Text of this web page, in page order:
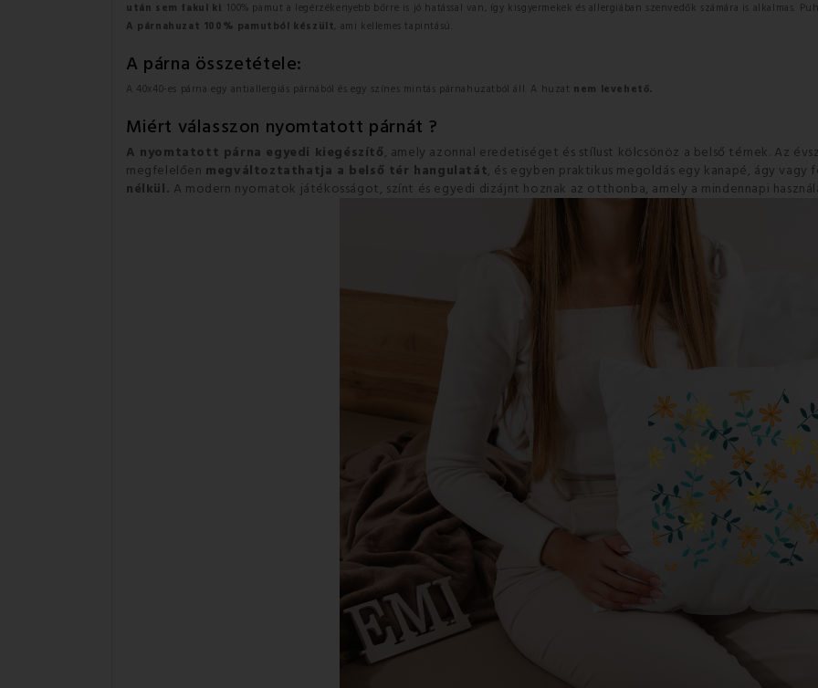
után sem fakul ki . 100% pamut a legérzékenyebb bőrre is jó hatással van, így kisgyermekek és allergiában szenvedők számára is alkalmas.
A párnahuzat 100% pamutból készült, ami kellemes tapintású.
A párna összetétele:
A 40x40-es párna egy antiallergiás párnából és egy színes mintás párnahuzatból áll. A huzat nem levehető.
Miért válasszon nyomtatott párnát ?
A nyomtatott párna egyedi kiegészítő, amely azonnal eredetiséget és stílust kölcsönöz a belső térnek. Az
megfelelően megváltoztathatja a belső tér hangulatát, és egyben praktikus megoldás egy kanapé, ágy
nélkül. A modern nyomatok játékosságot, színt és egyedi dizájnt hoznak az otthonba, amely a mindennapi